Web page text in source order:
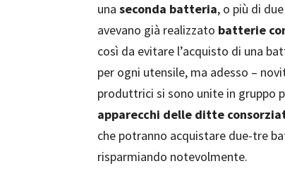
una seconda batteria, o più di
avevano già realizzato batterie
così da evitare l’acquisto di una
per ogni utensile, ma adesso –
produttrici si sono unite in gruppo
apparecchi delle ditte
che potranno acquistare due-tre
risparmiando notevolmente.